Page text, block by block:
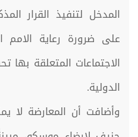
المدخل لتنفيذ القرار
على ضرورة رعاية الامم
الاجتماعات المتعلقة
الدولية.
وأضافت أن المعارضة لا